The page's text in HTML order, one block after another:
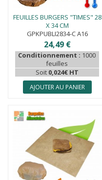
FEUILLES BURGERS "TIMES" 28
X 34 CM
GPKPUBLI2834-C A16
24,49 €
Conditionnement : 1000
feuilles
Soit 0,024€ HT
AJOUTER AU PANIER